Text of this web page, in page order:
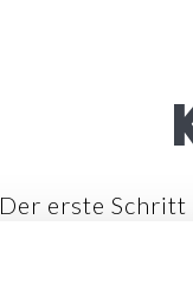
Der erste
halten den